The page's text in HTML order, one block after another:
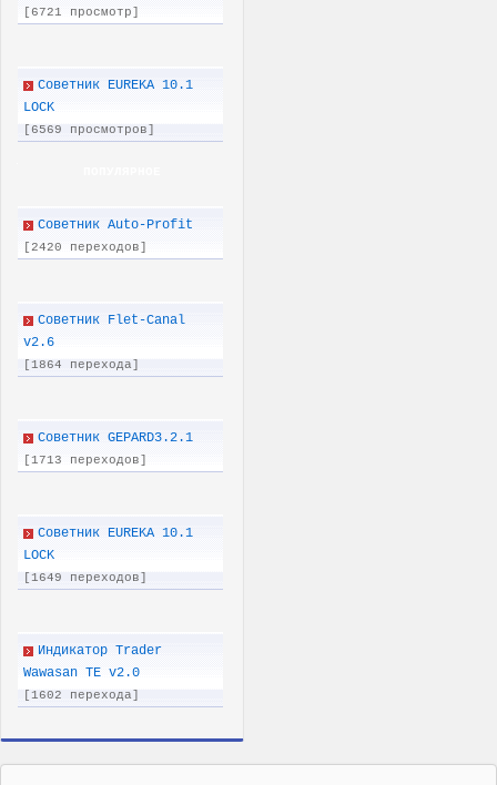
[6721 просмотр]
Советник EUREKA 10.1
LOCK
[6569 просмотров]
Советник Auto-Profit
[2420 переходов]
Советник Flet-Canal
v2.6
[1864 перехода]
Советник GEPARD3.2.1
[1713 переходов]
Советник EUREKA 10.1
LOCK
[1649 переходов]
Индикатор Trader
Wawasan TE v2.0
[1602 перехода]